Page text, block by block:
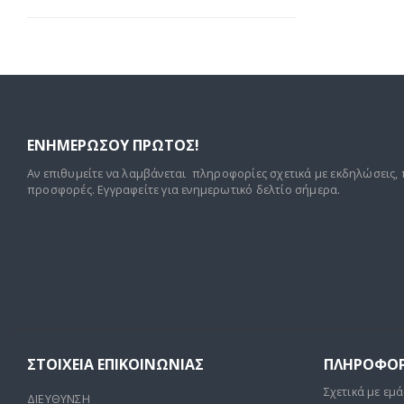
ΕΝΗΜΕΡΩΣΟΥ ΠΡΩΤΟΣ!
Αν επιθυμείτε να λαμβάνεται πληροφορίες σχετικά με εκδηλώσεις,
προσφορές. Εγγραφείτε για ενημερωτικό δελτίο σήμερα.
ΣΤΟΙΧΕΊΑ ΕΠΙΚΟΙΝΩΝΊΑΣ
ΔΙΕΥΘΥΝΣΗ Σχετικά με